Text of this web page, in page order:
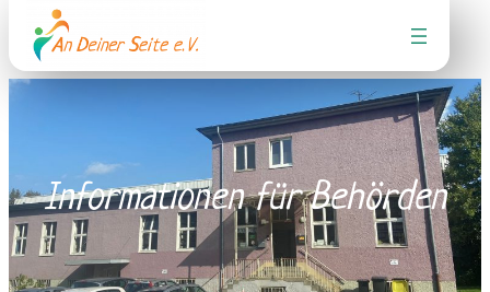
Inhalt
springen
Informationen für Behörden